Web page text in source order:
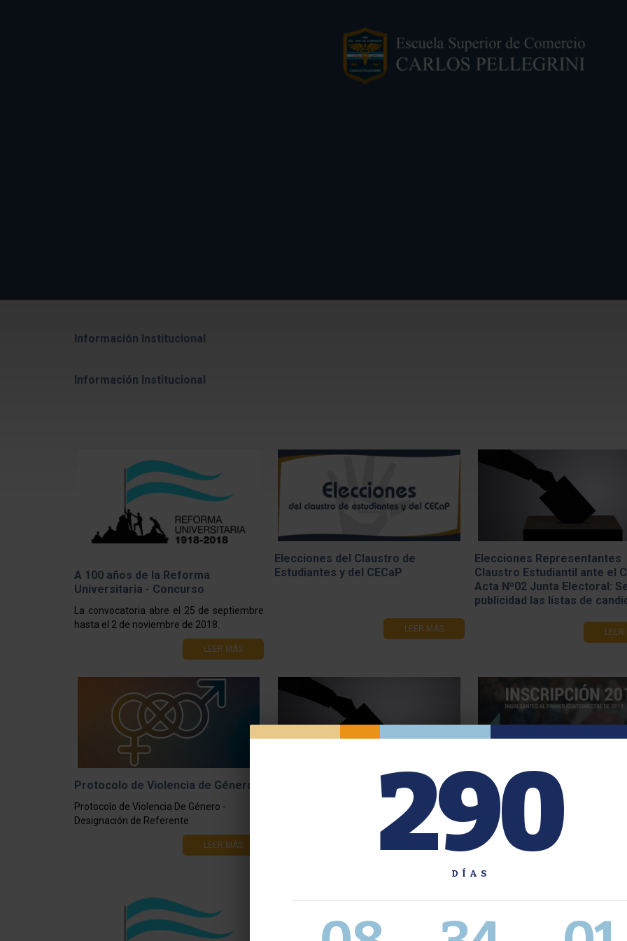
Información Institucional
Información Institucional
A 100 años de la Reforma
Universitaria - Concurso
La convocatoria abre el 25 de septiembre
hasta el 2 de noviembre de 2018.
LEER MÁS
Elecciones del Claustro de
Estudiantes y del CECaP
LEER MÁS
Elecciones Representantes
Claustro Estudiantil ante el
Acta Nº02 Junta Electoral:
publicidad las listas de
LEER
Protocolo de Violencia de Género
Protocolo de Violencia De Género -
Designación de Referente
LEER MÁS
Elecciones Representantes
Claustro Estudiantil ante el CER
Acta Nº01 Junta Electoral: Informa
que no se impugnaron los padrones
Inscripción al CBC - Año 2019
ALUMN@S DE 5TO AÑO
290
DÍAS